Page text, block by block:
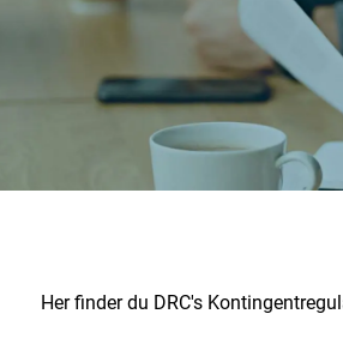
Her finder du DRC's